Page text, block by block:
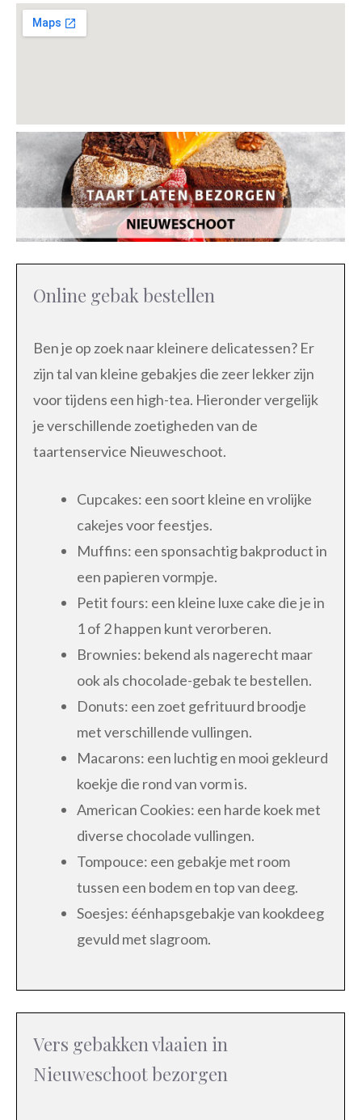
Online gebak bestellen
Ben je op zoek naar kleinere delicatessen? Er
zijn tal van kleine gebakjes die zeer lekker zijn
voor tijdens een high-tea. Hieronder vergelijk
je verschillende zoetigheden van de
taartenservice Nieuweschoot.
Cupcakes: een soort kleine en vrolijke
cakejes voor feestjes.
Muffins: een sponsachtig bakproduct in
een papieren vormpje.
Petit fours: een kleine luxe cake die je in
1 of 2 happen kunt verorberen.
Brownies: bekend als nagerecht maar
ook als chocolade-gebak te bestellen.
Donuts: een zoet gefrituurd broodje
met verschillende vullingen.
Macarons: een luchtig en mooi gekleurd
koekje die rond van vorm is.
American Cookies: een harde koek met
diverse chocolade vullingen.
Tompouce: een gebakje met room
tussen een bodem en top van deeg.
Soesjes: éénhapsgebakje van kookdeeg
gevuld met slagroom.
Vers gebakken vlaaien in
Nieuweschoot bezorgen